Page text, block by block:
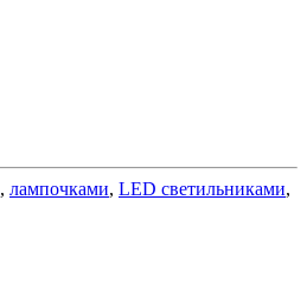
, лампочками, LED светильниками,